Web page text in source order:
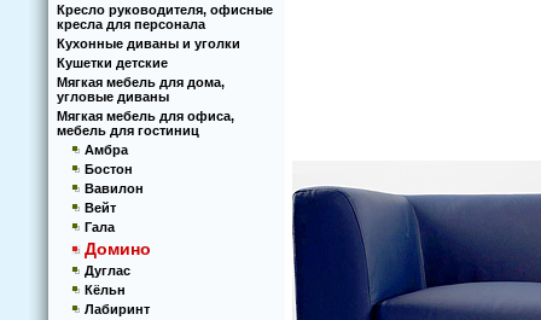
Кресло руководителя, офисные
кресла для персонала
Кухoнные диваны и угoлки
Кушетки детские
Мягкая мебель для дома,
угловые диваны
Мягкая мебель для офиса,
мебель для гостиниц
Амбра
Бостон
Вавилон
Вейт
Гала
Домино
Дуглас
Кёльн
Лабиринт